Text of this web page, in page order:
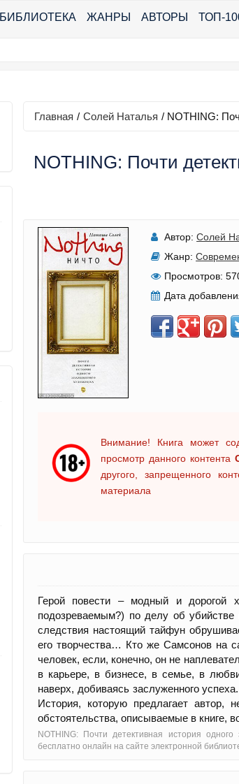
БИБЛИОТЕКА ЖАНРЫ АВТОРЫ ТОП-
Главная / Солей Наталья / NOTHING:
NOTHING: Почти
Автор: Солей
Жанр:
Просмотров:
Дата
Внимание! Книга может
просмотр данного контента
другого, запрещенного
материала
Герой повести – модный и дорогой
подозреваемым?) по делу об
следствия настоящий тайфун
его творчества… Кто же Самсонов на
человек, если, конечно, он не
в карьере, в бизнесе, в семье, в
наверх, добиваясь заслуженного
История, которую предлагает
обстоятельства, описываемые в книге,
NOTHING: Почти детективная история
бесплатно онлайн на сайте электронной